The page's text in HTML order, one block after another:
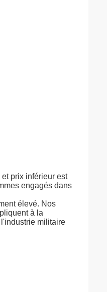
prix inférieur est
engagés dans
élevé. Nos
à la
militaire